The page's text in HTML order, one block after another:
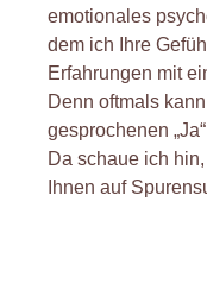
emotionales
dem ich Ihre
Erfahrungen mit
Denn oftmals
gesprochenen
Da schaue ich
Ihnen auf